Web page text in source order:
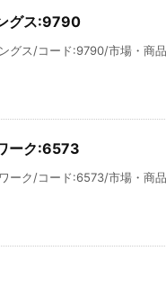
グス:9790
グス/コード:9790/市場・商
ーク:6573
ーク/コード:6573/市場・商